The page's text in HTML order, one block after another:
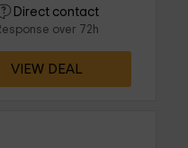
Direct contact
over 72h
VIEW DEAL